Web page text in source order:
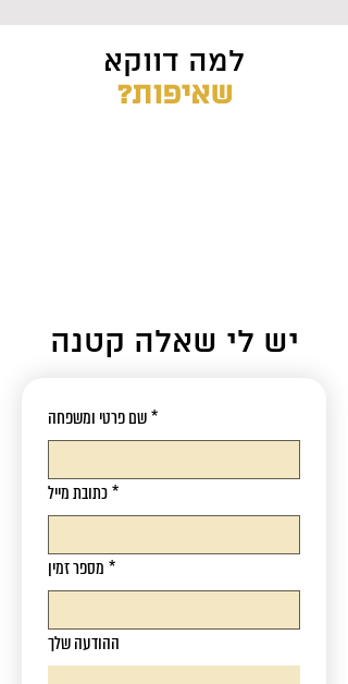
למה דווקא
שאיפות?
יש לי שאלה קטנה
שם פרטי ומשפחה*
כתובת מייל*
מספר זמין *
ההודעה שלך